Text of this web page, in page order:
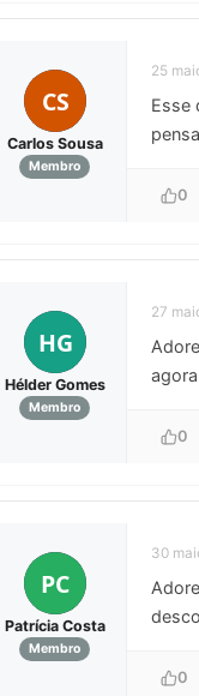
CS
Carlos Sousa
Membro
25
Esse
0
HG
Hélder Gomes
Membro
27
0
PC
Patrícia Costa
Membro
30
0